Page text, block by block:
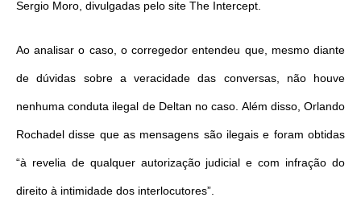
Sergio Moro, divulgadas pelo site The Intercept.
Ao analisar o caso, o corregedor entendeu que, mesmo diante
de dúvidas sobre a veracidade das conversas, não houve
nenhuma conduta ilegal de Deltan no caso. Além disso, Orlando
Rochadel disse que as mensagens são ilegais e foram obtidas
“à revelia de qualquer autorização judicial e com infração do
direito à intimidade dos interlocutores”.